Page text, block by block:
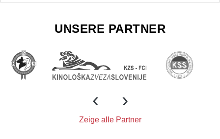
UNSERE PARTNER
‹ ›
Zeige alle Partner